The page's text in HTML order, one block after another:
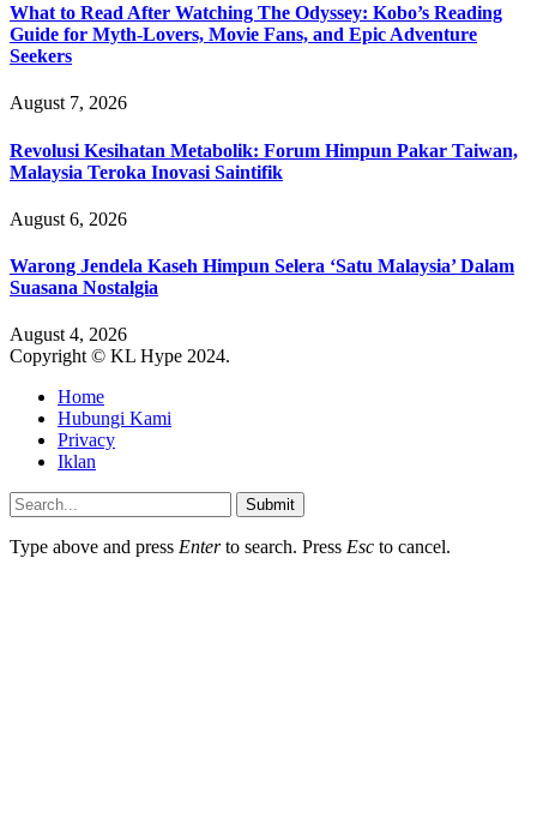
What to Read After Watching The Odyssey: Kobo’s Reading
Guide for Myth-Lovers, Movie Fans, and Epic Adventure
Seekers
August 7, 2026
Revolusi Kesihatan Metabolik: Forum Himpun Pakar Taiwan,
Malaysia Teroka Inovasi Saintifik
August 6, 2026
Warong Jendela Kaseh Himpun Selera ‘Satu Malaysia’ Dalam
Suasana Nostalgia
August 4, 2026
Copyright © KL Hype 2024.
Home
Hubungi Kami
Privacy
Iklan
Submit
Type above and press Enterto search. Press Esc to cancel.